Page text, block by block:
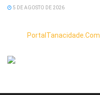
5 DE AGOSTO DE 2026
PortalTanacidade.Com